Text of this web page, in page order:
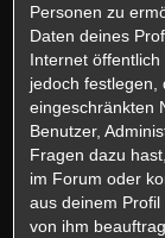
Personen zu
Daten deines
Internet
jedoch festlegen,
eingeschränkten
Benutzer,
Fragen dazu
im Forum oder
aus deinem
von ihm